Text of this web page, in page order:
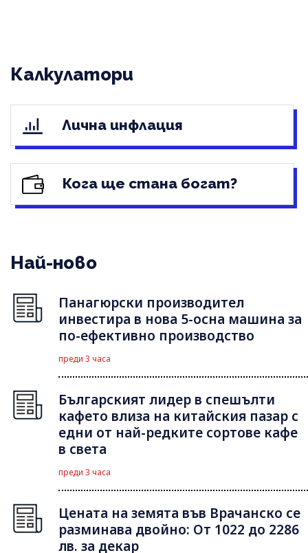
Калкулатори
Лична инфлация
Кога ще стана богат?
Най-ново
Панагюрски производител
инвестира в нова 5-осна машина за
по-ефективно производство
преди 3 часа
Българският лидер в спешълти
кафето влиза на китайския пазар с
едни от най-редките сортове кафе
в света
преди 3 часа
Цената на земята във Врачанско се
разминава двойно: От 1022 до 2286
лв. за декар